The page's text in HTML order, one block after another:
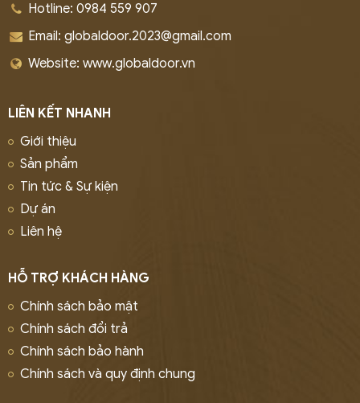
Hotline: 0984 559 907
Email: globaldoor.2023@gmail.com
Website: www.globaldoor.vn
LIÊN KẾT NHANH
Giới thiệu
Sản phẩm
Tin tức & Sự kiện
Dự án
Liên hệ
HỖ TRỢ KHÁCH HÀNG
Chính sách bảo mật
Chính sách đổi trả
Chính sách bảo hành
Chính sách và quy định chung